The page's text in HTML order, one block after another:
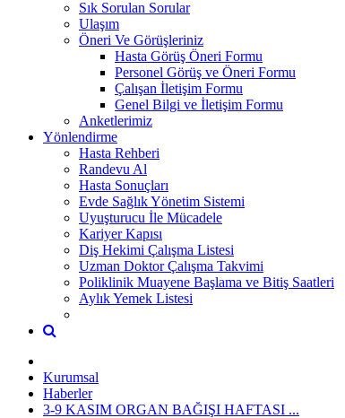
Sık Sorulan Sorular
Ulaşım
Öneri Ve Görüşleriniz
Hasta Görüş Öneri Formu
Personel Görüş ve Öneri Formu
Çalışan İletişim Formu
Genel Bilgi ve İletişim Formu
Anketlerimiz
Yönlendirme
Hasta Rehberi
Randevu Al
Hasta Sonuçları
Evde Sağlık Yönetim Sistemi
Uyuşturucu İle Mücadele
Kariyer Kapısı
Diş Hekimi Çalışma Listesi
Uzman Doktor Çalışma Takvimi
Poliklinik Muayene Başlama ve Bitiş Saatleri
Aylık Yemek Listesi
Kurumsal
Haberler
3-9 KASIM ORGAN BAĞIŞI HAFTASI ...